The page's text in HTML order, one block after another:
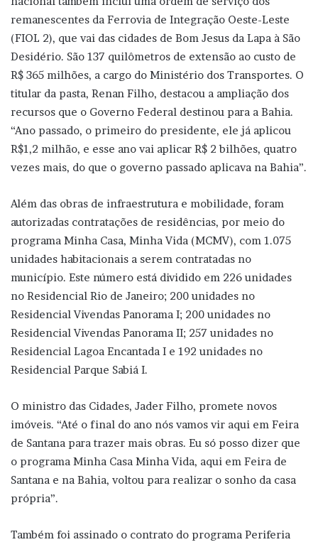
remanescentes da Ferrovia de Integração Oeste-Leste
(FIOL 2), que vai das cidades de Bom Jesus da Lapa à São
Desidério. São 137 quilômetros de extensão ao custo de
R$ 365 milhões, a cargo do Ministério dos Transportes. O
titular da pasta, Renan Filho, destacou a ampliação dos
recursos que o Governo Federal destinou para a Bahia.
“Ano passado, o primeiro do presidente, ele já aplicou
R$1,2 milhão, e esse ano vai aplicar R$ 2 bilhões, quatro
vezes mais, do que o governo passado aplicava na Bahia”.
Além das obras de infraestrutura e mobilidade, foram
autorizadas contratações de residências, por meio do
programa Minha Casa, Minha Vida (MCMV), com 1.075
unidades habitacionais a serem contratadas no
município. Este número está dividido em 226 unidades
no Residencial Rio de Janeiro; 200 unidades no
Residencial Vivendas Panorama I; 200 unidades no
Residencial Vivendas Panorama II; 257 unidades no
Residencial Lagoa Encantada I e 192 unidades no
Residencial Parque Sabiá I.
O ministro das Cidades, Jader Filho, promete novos
imóveis. “Até o final do ano nós vamos vir aqui em Feira
de Santana para trazer mais obras. Eu só posso dizer que
o programa Minha Casa Minha Vida, aqui em Feira de
Santana e na Bahia, voltou para realizar o sonho da casa
própria”.
Também foi assinado o contrato do programa Periferia